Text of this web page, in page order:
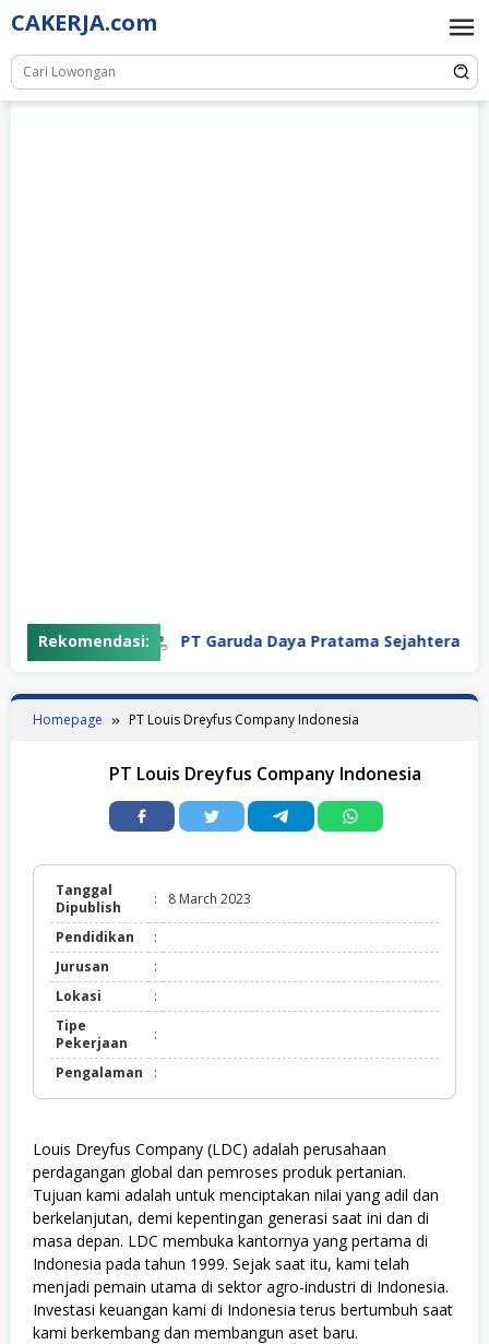
Skip
to
content
CAKERJA.com
Rekomendasi: PT Garuda Daya Pratama Sejahtera
Homepage PT Louis Dreyfus Company Indonesia
PT Louis Dreyfus Company Indonesia
Tanggal
Dipublish
: 8 March 2023
Pendidikan
:
Jurusan
:
Lokasi
:
Tipe
Pekerjaan
:
Pengalaman :
Louis Dreyfus Company (LDC) adalah perusahaan
perdagangan global dan pemroses produk pertanian.
Tujuan kami adalah untuk menciptakan nilai yang adil dan
berkelanjutan, demi kepentingan generasi saat ini dan di
masa depan. LDC membuka kantornya yang pertama di
Indonesia pada tahun 1999. Sejak saat itu, kami telah
menjadi pemain utama di sektor agro-industri di Indonesia.
Investasi keuangan kami di Indonesia terus bertumbuh saat
kami berkembang dan membangun aset baru.